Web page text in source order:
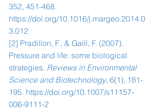
352, 451-468.
https://doi.org/10.1016/j.margeo.2014.0
3.012
[2] Pradillon, F., & Gaill, F. (2007).
Pressure and life: some biological
strategies. Reviews in Environmental
Science and Biotechnology, 6(1), 181-
195. https://doi.org/10.1007/s11157-
006-9111-2